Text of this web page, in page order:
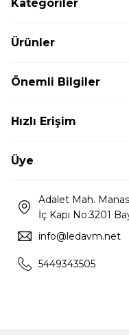
Kategoriler
Ürünler
Önemli Bilgiler
Hızlı Erişim
Üye
Adalet Mah.
İç Kapı No:3201
info@ledavm.net
5449343505